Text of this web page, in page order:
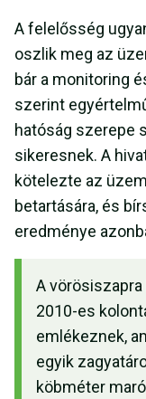
A felelősség
oszlik meg az
bár a monitoring
szerint
hatóság szerepe
sikeresnek. A
kötelezte az
betartására, és
eredménye
A
2010-es
emlékeznek,
egyik
köbméter